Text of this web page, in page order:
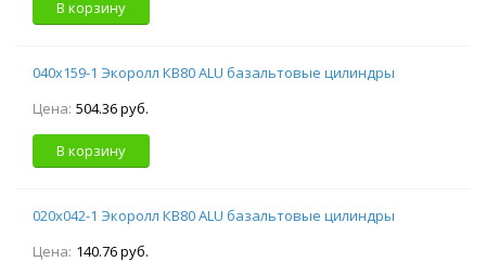
В корзину
040х159-1 Экоролл КВ80 ALU базальтовые цилиндры
Цена: 504.36 руб.
В корзину
020х042-1 Экоролл КВ80 ALU базальтовые цилиндры
Цена: 140.76 руб.